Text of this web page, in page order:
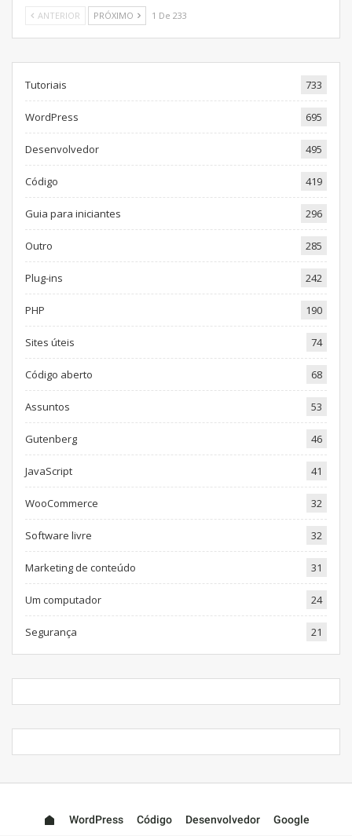
ANTERIOR PRÓXIMO 1 De 233
Tutoriais 733
WordPress 695
Desenvolvedor 495
Código 419
Guia para iniciantes 296
Outro 285
Plug-ins 242
PHP 190
Sites úteis 74
Código aberto 68
Assuntos 53
Gutenberg 46
JavaScript 41
WooCommerce 32
Software livre 32
Marketing de conteúdo 31
Um computador 24
Segurança 21
WordPress Código Desenvolvedor
Google